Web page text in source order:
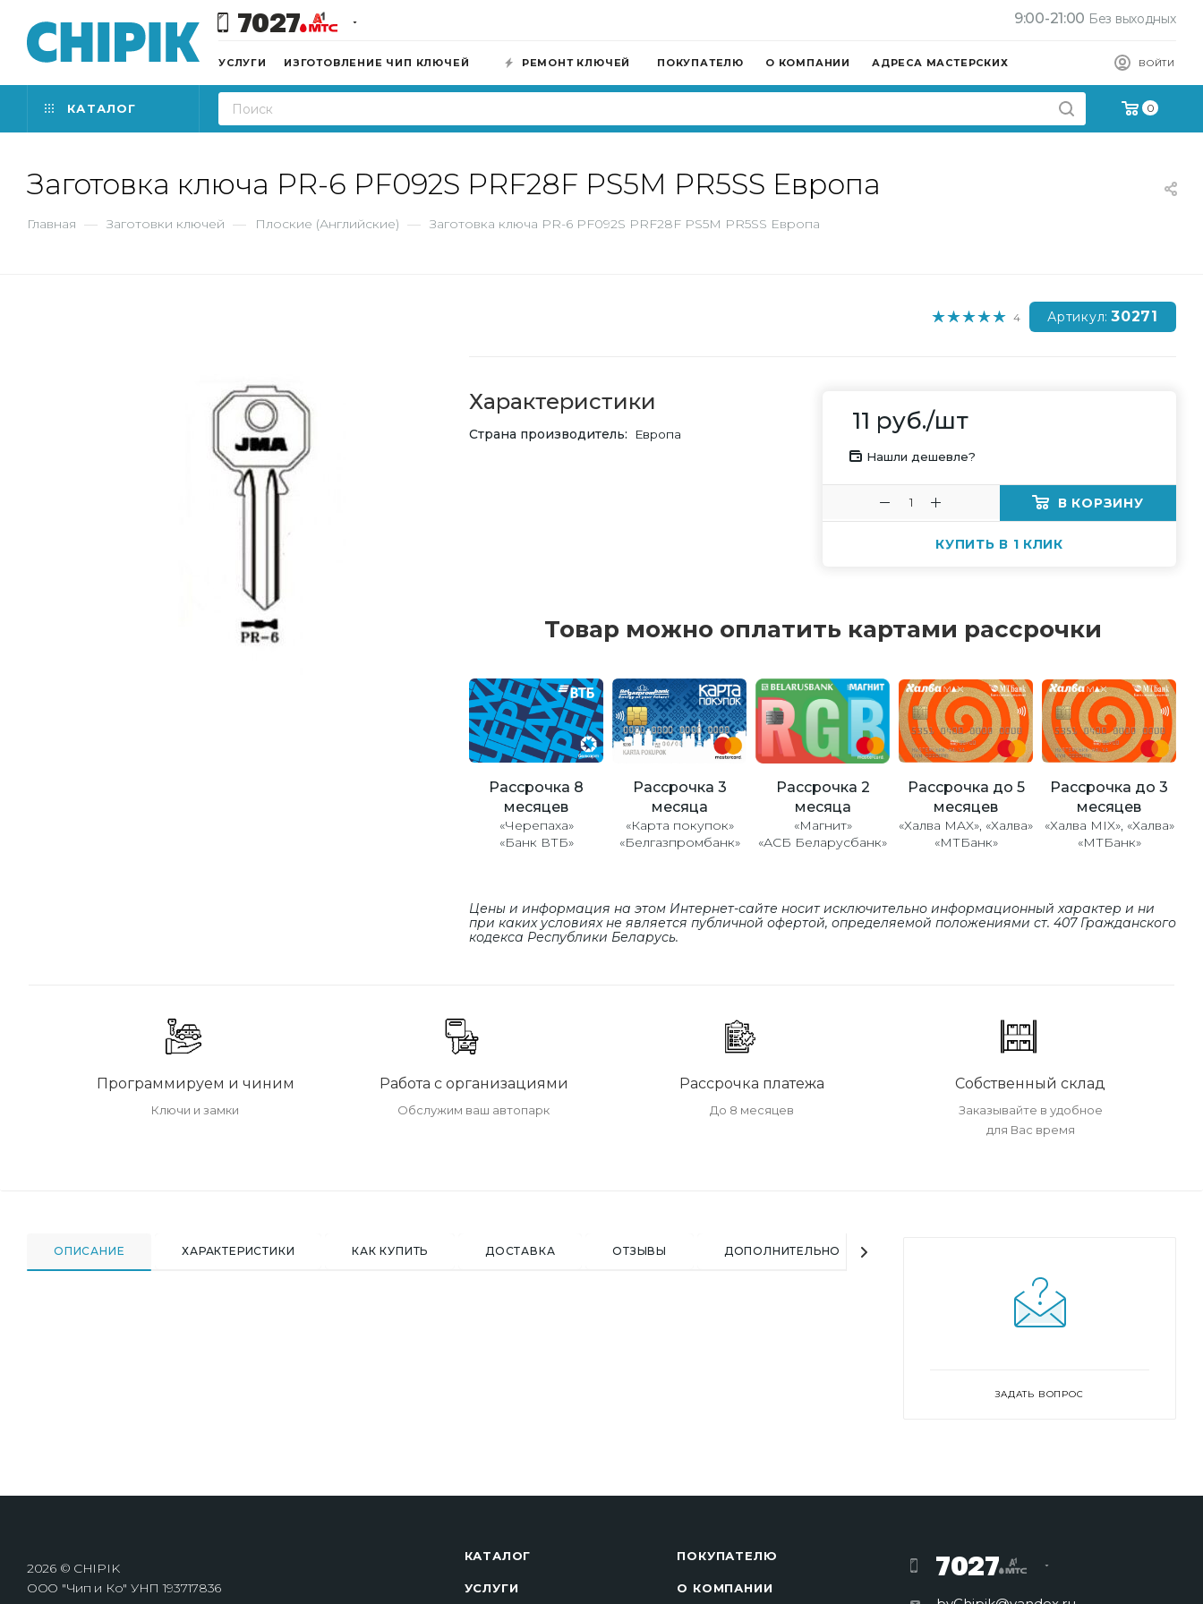
7027 9:00-21:00 Без выходных
ВОЙТИ
УСЛУГИ ИЗГОТОВЛЕНИЕ ЧИП КЛЮЧЕЙ РЕМОНТ КЛЮЧЕЙ ПОКУПАТЕЛЮ О КОМПАНИИ АДРЕСА МАСТЕРСКИХ
0
КАТАЛОГ
Заготовка ключа PR-6 PF092S PRF28F PS5M PR5SS Европа
Главная — Заготовки ключей — Плоские (Английские) — Заготовка ключа PR-6 PF092S PRF28F PS5M PR5SS Европа
4 Артикул: 30271
Характеристики
Страна производитель Европа 11 руб./шт
Нашли дешевле?
В КОРЗИНУ
КУПИТЬ В 1 КЛИК
Товар можно оплатить картами рассрочки
Рассрочка 8
месяцев
«Черепаха»
«Банк ВТБ»
Рассрочка 3
месяца
«Карта покупок»
«Белгазпромбанк»
Рассрочка 2
месяца
«Магнит»
«АСБ Беларусбанк»
Рассрочка до 5
месяцев
«Халва MAX», «Халва»
«МТБанк»
Рассрочка до 3
месяцев
«Халва MIX», «Халва»
«МТБанк»
Цены и информация на этом Интернет-сайте носит исключительно информационный характер и ни
при каких условиях не является публичной офертой, определяемой положениями cт. 407 Гражданского
кодекса Республики Беларусь.
Программируем и чиним
Ключи и замки
Работа с организациями
Обслужим ваш автопарк
Рассрочка платежа
До 8 месяцев
Собственный склад
Заказывайте в удобное
для Вас время
ОПИСАНИЕ ХАРАКТЕРИСТИКИ КАК КУПИТЬ ДОСТАВКА ОТЗЫВЫ ДОПОЛНИТЕЛЬНО
ЗАДАТЬ ВОПРОС
2026 © CHIPIK
ООО "Чип и Ко" УНП 193717836
КАТАЛОГ
УСЛУГИ
ПОКУПАТЕЛЮ
О КОМПАНИИ
7027